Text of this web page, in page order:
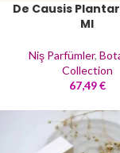
De Causis
Ml
Niş Parfümler,
Collection
67,49€